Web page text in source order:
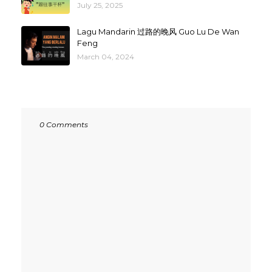
July 25, 2025
Lagu Mandarin 过路的晚风 Guo Lu De Wan
Feng
March 04, 2024
0 Comments